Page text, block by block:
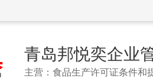
青岛邦悦奕企业
主营：食品生产许可证条件和